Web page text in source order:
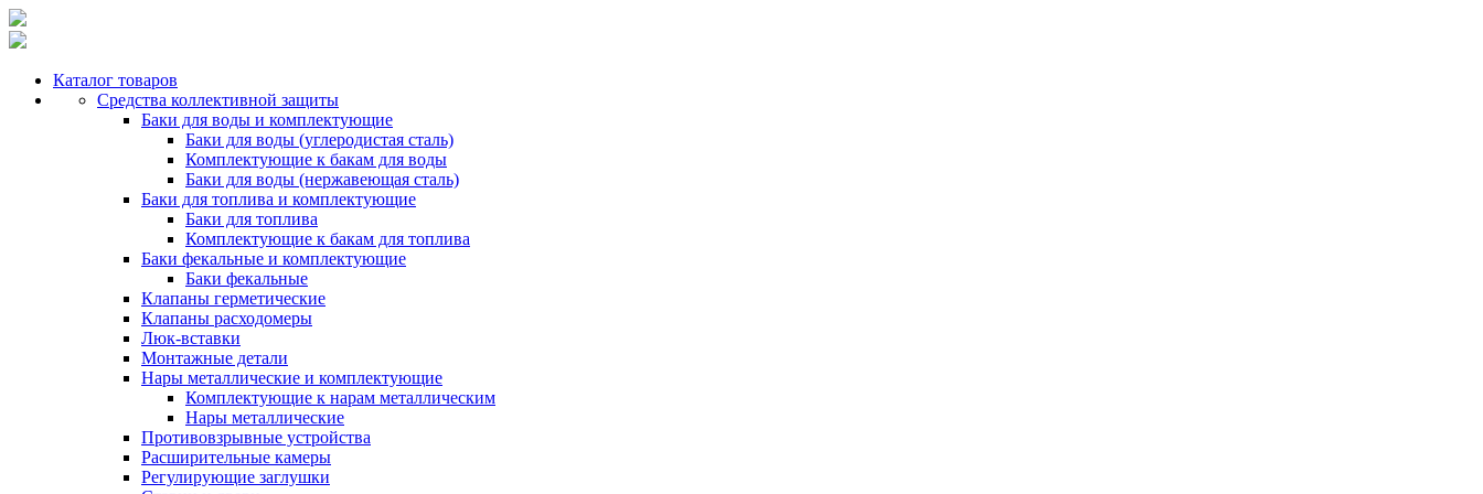
Каталог товаров
Средства коллективной защиты
Баки для воды и комплектующие
Баки для воды (углеродистая сталь)
Комплектующие к бакам для воды
Баки для воды (нержавеющая сталь)
Баки для топлива и комплектующие
Баки для топлива
Комплектующие к бакам для топлива
Баки фекальные и комплектующие
Баки фекальные
Клапаны герметические
Клапаны расходомеры
Люк-вставки
Монтажные детали
Нары металлические и комплектующие
Комплектующие к нарам металлическим
Нары металлические
Противовзрывные устройства
Расширительные камеры
Регулирующие заглушки